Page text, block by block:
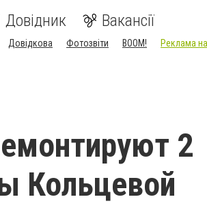
Довідник Вакансії
Довідкова Фотозвіти BOOM! Реклама на
2
Кольцевой